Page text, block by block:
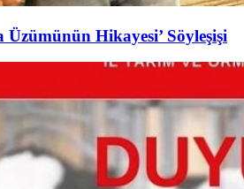
Üzümünün Hikayesi’ Söyleşişi